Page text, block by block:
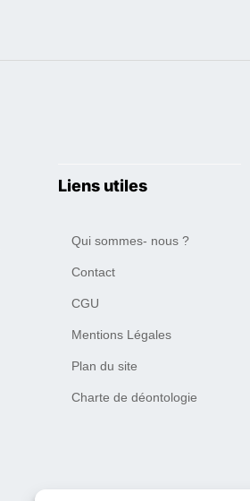
Liens utiles
Qui sommes- nous ?
Contact
CGU
Mentions Légales
Plan du site
Charte de déontologie